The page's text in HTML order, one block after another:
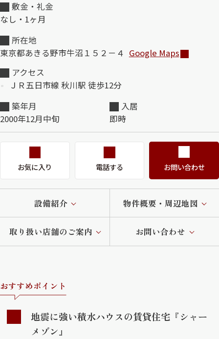
お問い合わせ・よくある質問
シャーメゾンライフ CLUB
シャーメゾンライフ GUARD
らくらくプラチナ
敷金・礼金
なし・1ヶ月
所在地
東京都あきる野市牛沼１５２－４ Google Maps
アクセス
ＪＲ五日市線 秋川駅 徒歩12分
築年月
2000年12月中旬
入居
即時
お気に入り 電話する お問い合わせ
設備紹介 物件概要・周辺地図
取り扱い店舗のご案内 お問い合わせ
おすすめポイント
地震に強い積水ハウスの賃貸住宅『シャー
メゾン』